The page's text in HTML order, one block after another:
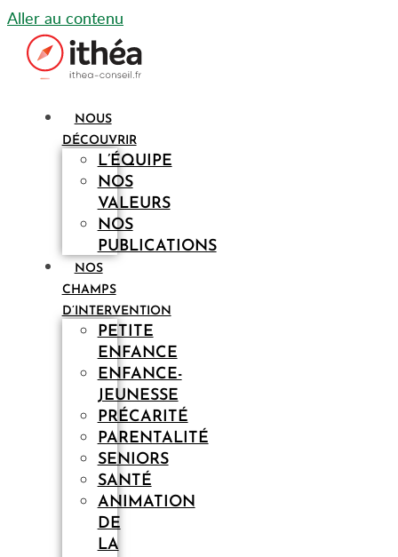
Aller au contenu
NOUS
DÉCOUVRIR
L’ÉQUIPE
NOS
VALEURS
NOS
PUBLICATIONS
NOS
CHAMPS
D’INTERVENTION
PETITE
ENFANCE
ENFANCE-
JEUNESSE
PRÉCARITÉ
PARENTALITÉ
SENIORS
SANTÉ
ANIMATION
DE
LA